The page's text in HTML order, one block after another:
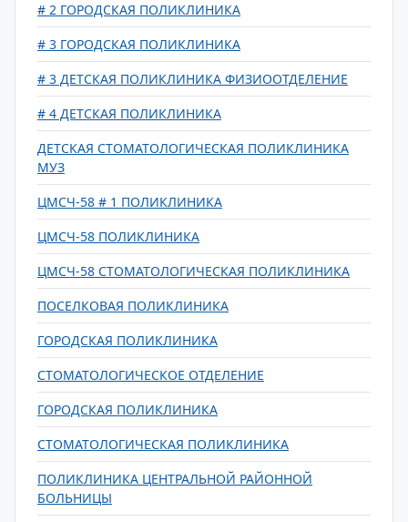
# 2 ГОРОДСКАЯ ПОЛИКЛИНИКА
# 3 ГОРОДСКАЯ ПОЛИКЛИНИКА
# 3 ДЕТСКАЯ ПОЛИКЛИНИКА ФИЗИООТДЕЛЕНИЕ
# 4 ДЕТСКАЯ ПОЛИКЛИНИКА
ДЕТСКАЯ СТОМАТОЛОГИЧЕСКАЯ ПОЛИКЛИНИКА
МУЗ
ЦМСЧ-58 # 1 ПОЛИКЛИНИКА
ЦМСЧ-58 ПОЛИКЛИНИКА
ЦМСЧ-58 СТОМАТОЛОГИЧЕСКАЯ ПОЛИКЛИНИКА
ПОСЕЛКОВАЯ ПОЛИКЛИНИКА
ГОРОДСКАЯ ПОЛИКЛИНИКА
СТОМАТОЛОГИЧЕСКОЕ ОТДЕЛЕНИЕ
ГОРОДСКАЯ ПОЛИКЛИНИКА
СТОМАТОЛОГИЧЕСКАЯ ПОЛИКЛИНИКА
ПОЛИКЛИНИКА ЦЕНТРАЛЬНОЙ РАЙОННОЙ
БОЛЬНИЦЫ